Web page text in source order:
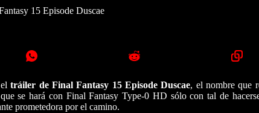
15 Episode Duscae
eltráiler de Final Fantasy 15 Episode Duscae, el nombre que
se hará con Final Fantasy Type-0 HD sólo con tal de
prometedora por el camino.